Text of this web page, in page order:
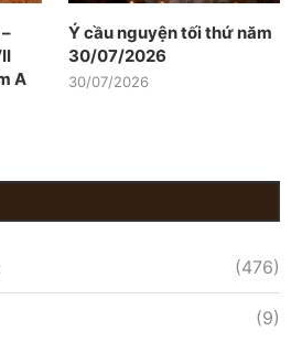
A
Ý cầu nguyện tối thứ năm
30/07/2026
30/07/2026
(476)
(9)